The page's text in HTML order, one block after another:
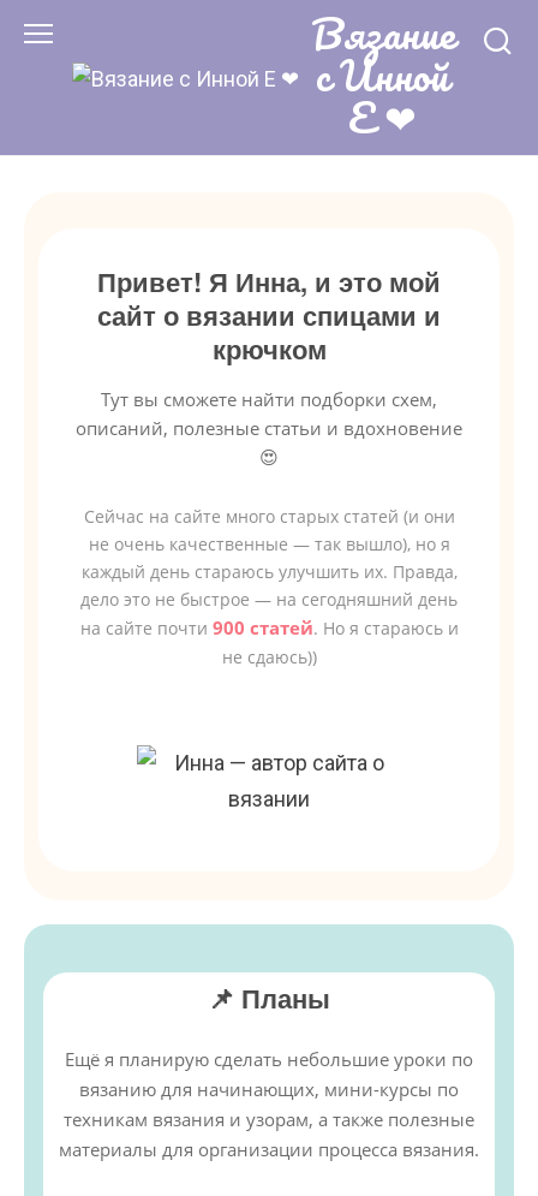
контенту
Вязание
с Инной
Е ❤
Привет! Я Инна, и это мой
сайт о вязании спицами и
крючком
Тут вы сможете найти подборки схем,
описаний, полезные статьи и вдохновение
😍
Сейчас на сайте много старых статей (и они
не очень качественные — так вышло), но я
каждый день стараюсь улучшить их. Правда,
дело это не быстрое — на сегодняшний день
на сайте почти 900 статей. Но я стараюсь и
не сдаюсь))
📌 Планы
Ещё я планирую сделать небольшие уроки по
вязанию для начинающих, мини-курсы по
техникам вязания и узорам, а также полезные
материалы для организации процесса вязания.